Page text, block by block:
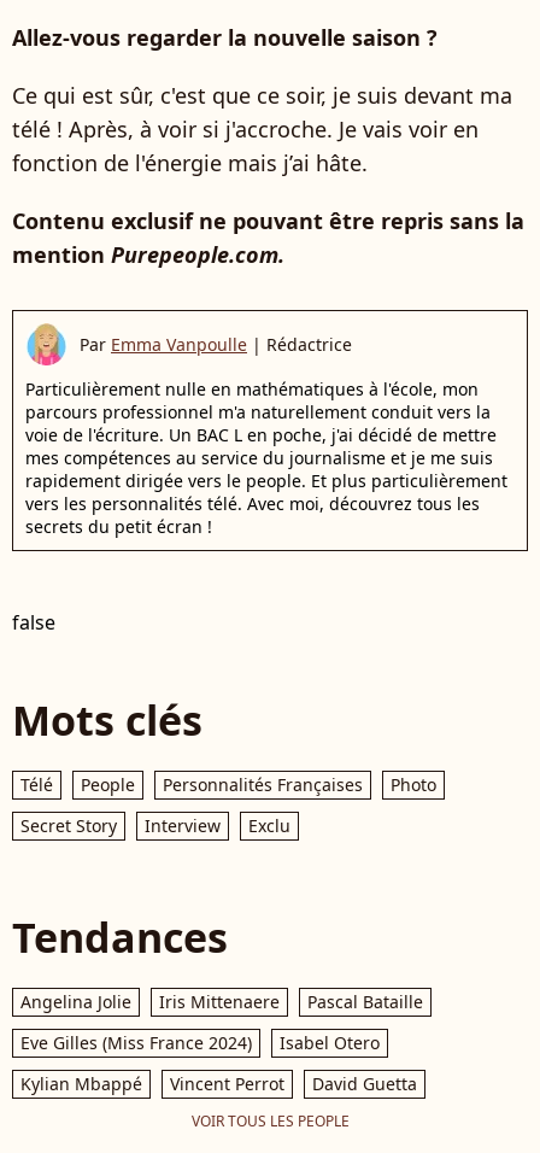
Allez-vous regarder la nouvelle saison ?
Ce qui est sûr, c'est que ce soir, je suis devant ma
télé ! Après, à voir si j'accroche. Je vais voir en
fonction de l'énergie mais j’ai hâte.
Contenu exclusif ne pouvant être repris sans la
mention Purepeople.com.
Par Emma Vanpoulle | Rédactrice
Particulièrement nulle en mathématiques à l'école, mon
parcours professionnel m'a naturellement conduit vers la
voie de l'écriture. Un BAC L en poche, j'ai décidé de mettre
mes compétences au service du journalisme et je me suis
rapidement dirigée vers le people. Et plus particulièrement
vers les personnalités télé. Avec moi, découvrez tous les
secrets du petit écran !
false
Mots clés
Télé People Personnalités Françaises
Photo
Secret Story
Interview Exclu
Tendances
Angelina Jolie Iris Mittenaere
Pascal Bataille
Eve Gilles (Miss France 2024)
Isabel Otero
Kylian Mbappé
Vincent Perrot David Guetta
VOIR TOUS LES PEOPLE